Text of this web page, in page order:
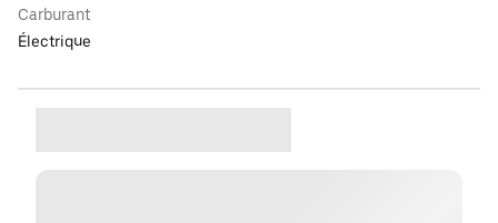
Carburant
Électrique